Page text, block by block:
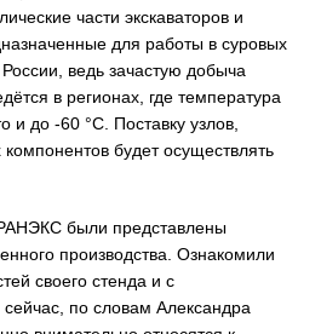
части экскаваторов и
для работы в суровых
ведь зачастую добыча
в регионах, где температура
и до -60 °С. Поставку узлов,
компонентов будет осуществлять
были представлены
производства. Ознакомили
своего стенда и с
по словам Александра